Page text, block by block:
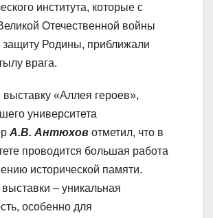
института, которые с
Отечественной войны
защиту Родины, приближали
врага.
«Аллея героев»,
университета
А.В. Антюхов отметил, что в
проводится большая работа
исторической памяти.
– уникальная
особенно для